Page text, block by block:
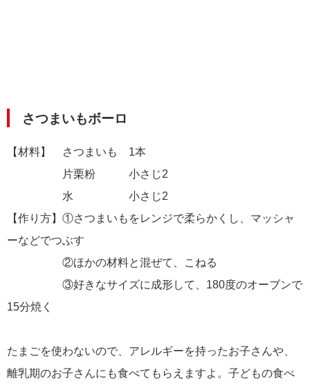
さつまいもボーロ
【材料】 さつまいも 1本
片栗粉 小さじ2
水 小さじ2
【作り方】①さつまいもをレンジで柔らかくし、マッシャ
ーなどでつぶす
②ほかの材料と混ぜて、こねる
③好きなサイズに成形して、180度のオーブンで
15分焼く
たまごを使わないので、アレルギーを持ったお子さんや、
離乳期のお子さんにも食べてもらえますよ。子どもの食べ